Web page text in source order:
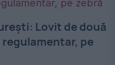
Lovit de două
pe